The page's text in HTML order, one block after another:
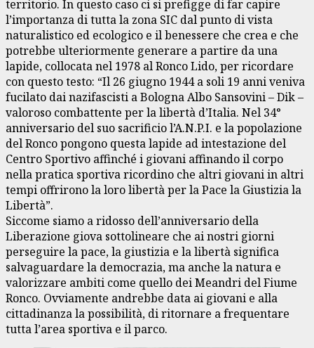
territorio. In questo caso ci si prefigge di far capire
l’importanza di tutta la zona SIC dal punto di vista
naturalistico ed ecologico e il benessere che crea e che
potrebbe ulteriormente generare a partire da una
lapide, collocata nel 1978 al Ronco Lido, per ricordare
con questo testo: “Il 26 giugno 1944 a soli 19 anni veniva
fucilato dai nazifascisti a Bologna Albo Sansovini – Dik –
valoroso combattente per la libertà d’Italia. Nel 34°
anniversario del suo sacrificio l’A.N.P.I. e la popolazione
del Ronco pongono questa lapide ad intestazione del
Centro Sportivo affinché i giovani affinando il corpo
nella pratica sportiva ricordino che altri giovani in altri
tempi offrirono la loro libertà per la Pace la Giustizia la
Libertà”.
Siccome siamo a ridosso dell’anniversario della
Liberazione giova sottolineare che ai nostri giorni
perseguire la pace, la giustizia e la libertà significa
salvaguardare la democrazia, ma anche la natura e
valorizzare ambiti come quello dei Meandri del Fiume
Ronco. Ovviamente andrebbe data ai giovani e alla
cittadinanza la possibilità, di ritornare a frequentare
tutta l’area sportiva e il parco.